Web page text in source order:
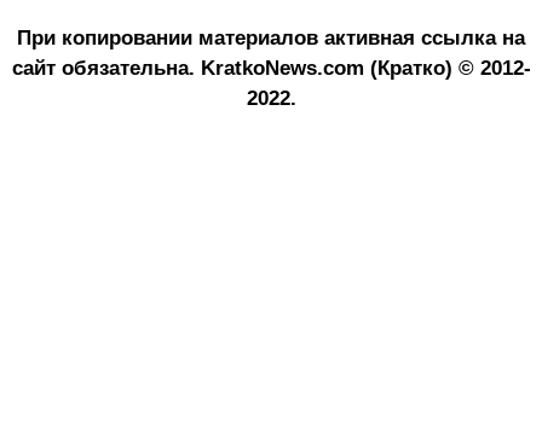
При копировании материалов активная ссылка на
сайт обязательна. KratkoNews.com (Кратко) © 2012-
2022.